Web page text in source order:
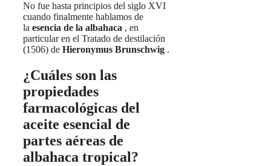
No fue hasta principios del siglo XVI
cuando finalmente hablamos de
la esencia de la albahaca , en
particular en el Tratado de destilación
(1506) de Hieronymus Brunschwig .
¿Cuáles son las
propiedades
farmacológicas del
aceite esencial de
partes aéreas de
albahaca tropical?